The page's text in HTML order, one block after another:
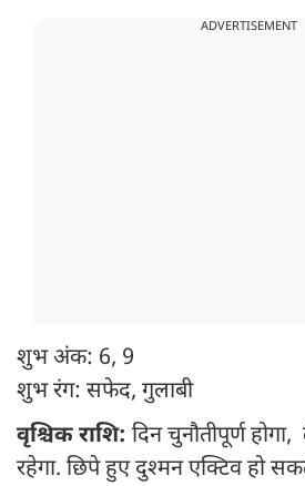
ADVERTISEMENT
शुभ अंक: 6, 9
शुभ रंग: सफेद, गुलाबी
वृश्चिक राशि: दिन चुनौतीपूर्ण
रहेगा. छिपे हुए दुश्मन एक्टिव हो